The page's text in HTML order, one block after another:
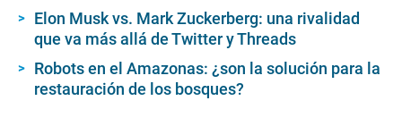
Elon Musk vs. Mark Zuckerberg: una rivalidad
que va más allá de Twitter y Threads
Robots en el Amazonas: ¿son la solución para la
restauración de los bosques?